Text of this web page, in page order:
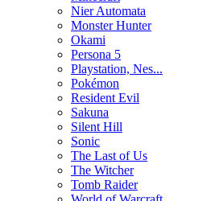
Nier Automata
Monster Hunter
Okami
Persona 5
Playstation, Nes...
Pokémon
Resident Evil
Sakuna
Silent Hill
Sonic
The Last of Us
The Witcher
Tomb Raider